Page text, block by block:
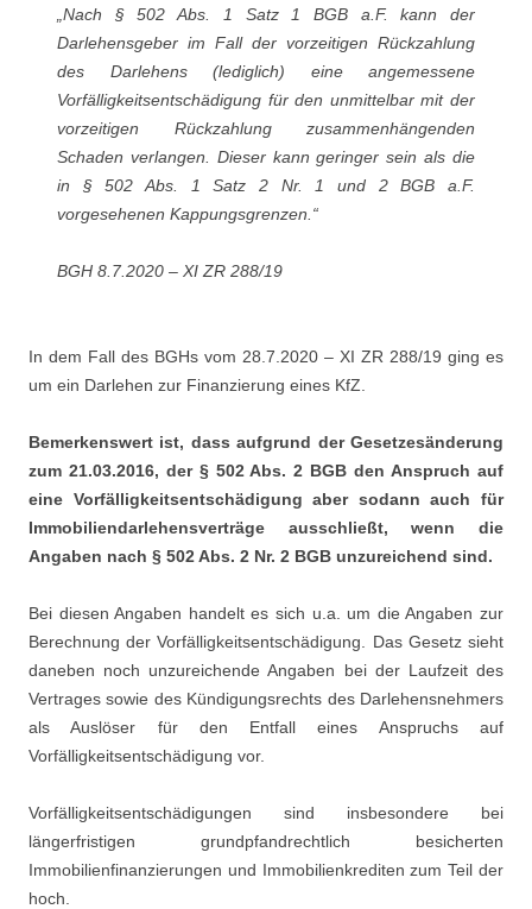
„Nach § 502 Abs. 1 Satz 1 BGB a.F. kann der
Darlehensgeber im Fall der vorzeitigen Rückzahlung
des Darlehens (lediglich) eine angemessene
Vorfälligkeitsentschädigung für den unmittelbar mit der
vorzeitigen Rückzahlung zusammenhängenden
Schaden verlangen. Dieser kann geringer sein als die
in § 502 Abs. 1 Satz 2 Nr. 1 und 2 BGB a.F.
vorgesehenen Kappungsgrenzen.“
BGH 8.7.2020 – XI ZR 288/19
In dem Fall des BGHs vom 28.7.2020 – XI ZR 288/19 ging es
um ein Darlehen zur Finanzierung eines KfZ.
Bemerkenswert ist, dass aufgrund der Gesetzesänderung
zum 21.03.2016, der § 502 Abs. 2 BGB den Anspruch auf
eine Vorfälligkeitsentschädigung aber sodann auch für
Immobiliendarlehensverträge ausschließt, wenn die
Angaben nach § 502 Abs. 2 Nr. 2 BGB unzureichend sind.
Bei diesen Angaben handelt es sich u.a. um die Angaben zur
Berechnung der Vorfälligkeitsentschädigung. Das Gesetz sieht
daneben noch unzureichende Angaben bei der Laufzeit des
Vertrages sowie des Kündigungsrechts des Darlehensnehmers
als Auslöser für den Entfall eines Anspruchs auf
Vorfälligkeitsentschädigung vor.
Vorfälligkeitsentschädigungen sind insbesondere bei
längerfristigen grundpfandrechtlich besicherten
Immobilienfinanzierungen und Immobilienkrediten zum Teil der
hoch.